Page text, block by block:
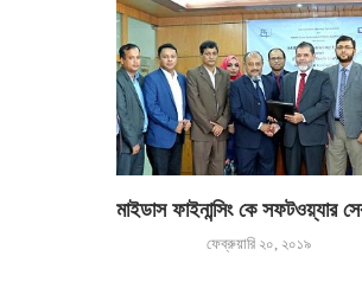
মাইডাস ফাইনান্সিং কে সফটওয়্যার
ফেব্রুয়ারি ২০, ২০১৯